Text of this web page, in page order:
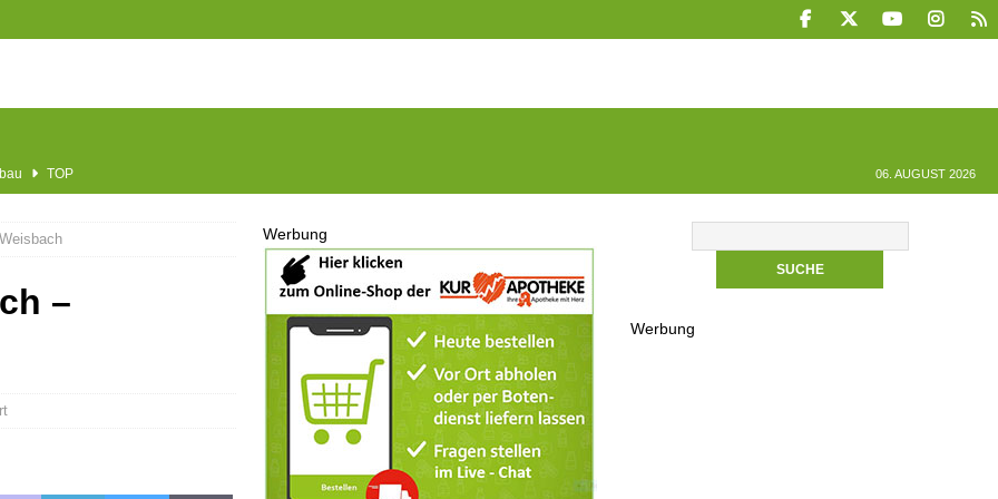
TOP
GESELLSCHAFT
06. AUGUST 2026
–
Werbung
Werbung